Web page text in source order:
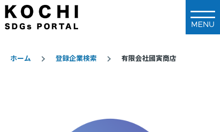
メインコンテンツに移動
ホーム 登録企業検索 有限会社國寅商店